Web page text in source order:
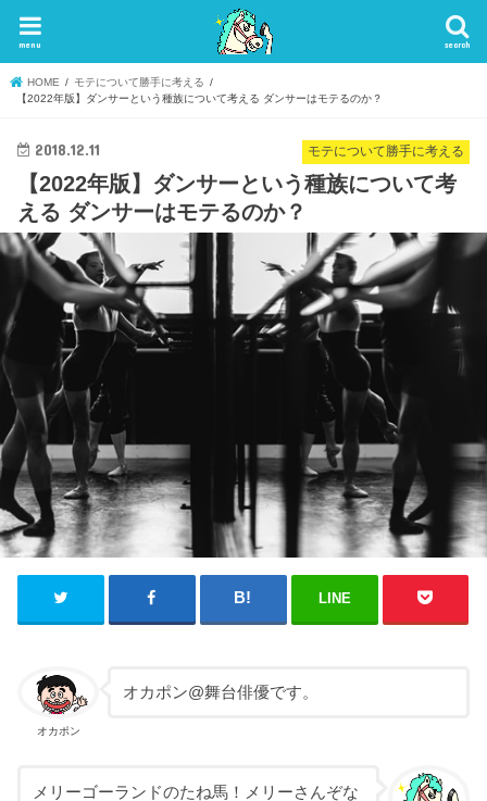
search
menu
HOME
モテについて勝手に考える
【2022年版】ダンサーという種族について考える ダンサーはモテるのか？
モテについて勝手に考える
2018.12.11
【2022年版】ダンサーという種族について考
える ダンサーはモテるのか？
LINE
オカポン
オカポン@舞台俳優です。
メリーゴーランドのたね馬！メリーさんぞな